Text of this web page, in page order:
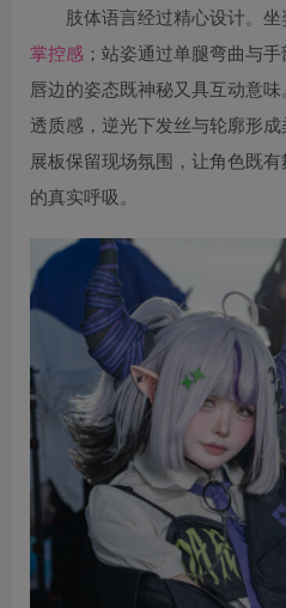
肢体语言经过精心设计。
掌控感 ；站姿通过单腿弯曲与
唇边的姿态既神秘又具互动意
透质感，逆光下发丝与轮廓形
展板保留现场氛围，让角色既
的真实呼吸。